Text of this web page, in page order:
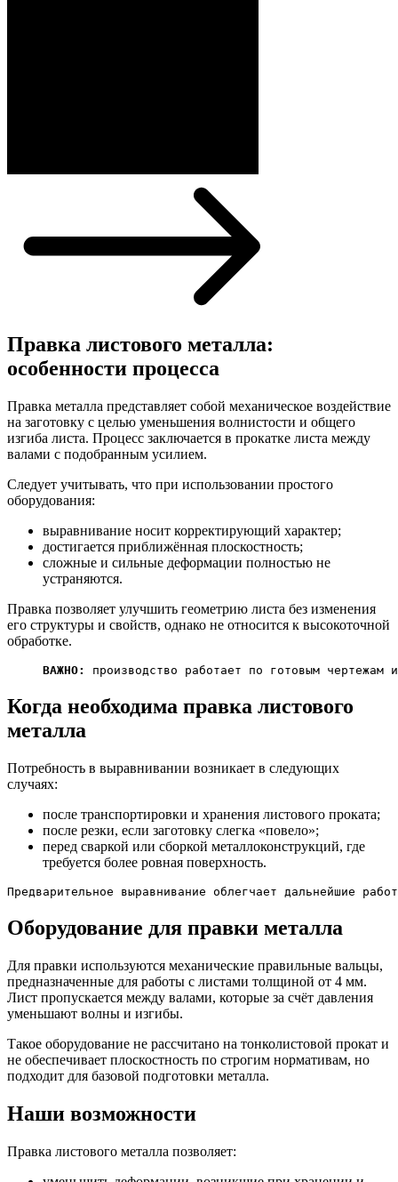
Правка листового металла:
особенности процесса
Правка металла представляет собой механическое воздействие
на заготовку с целью уменьшения волнистости и общего
изгиба листа. Процесс заключается в прокатке листа между
валами с подобранным усилием.
Следует учитывать, что при использовании простого
оборудования:
выравнивание носит корректирующий характер;
достигается приближённая плоскостность;
сложные и сильные деформации полностью не
устраняются.
Правка позволяет улучшить геометрию листа без изменения
его структуры и свойств, однако не относится к высокоточной
обработке.
ВАЖНО: производство работает по готовым
Когда необходима правка листового
металла
Потребность в выравнивании возникает в следующих
случаях:
после транспортировки и хранения листового проката;
после резки, если заготовку слегка «повело»;
перед сваркой или сборкой металлоконструкций, где
требуется более ровная поверхность.
Предварительное выравнивание облегчает дальнейшие
Оборудование для правки металла
Для правки используются механические правильные вальцы,
предназначенные для работы с листами толщиной от 4 мм.
Лист пропускается между валами, которые за счёт давления
уменьшают волны и изгибы.
Такое оборудование не рассчитано на тонколистовой прокат и
не обеспечивает плоскостность по строгим нормативам, но
подходит для базовой подготовки металла.
Наши возможности
Правка листового металла позволяет: